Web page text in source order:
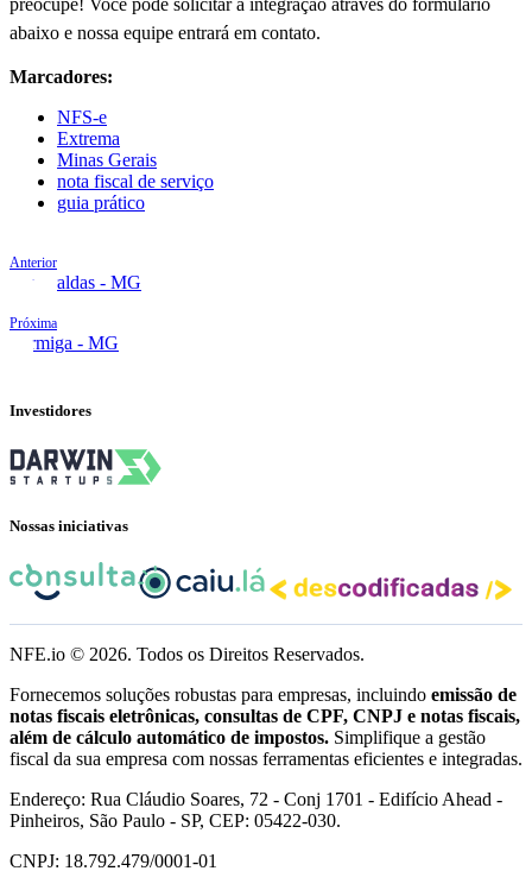
preocupe! Você pode solicitar a integração através do formulário
abaixo e nossa equipe entrará em contato.
Marcadores:
NFS-e
Extrema
Minas Gerais
nota fiscal de serviço
guia prático
Anterior
Esmeraldas - MG
Próxima
Formiga - MG
Investidores
Nossas iniciativas
NFE.io © 2026. Todos os Direitos Reservados.
Fornecemos soluções robustas para empresas, incluindo emissão de
notas fiscais eletrônicas, consultas de CPF, CNPJ e notas fiscais,
além de cálculo automático de impostos. Simplifique a gestão
fiscal da sua empresa com nossas ferramentas eficientes e integradas.
Endereço: Rua Cláudio Soares, 72 - Conj 1701 - Edifício Ahead -
Pinheiros, São Paulo - SP, CEP: 05422-030.
CNPJ: 18.792.479/0001-01